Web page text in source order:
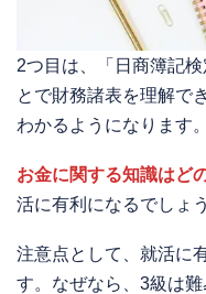
2つ目は、「日商簿記
とで財務諸表を理解で
わかるようになります。
お金に関する知識はど
活に有利になるでしょう
注意点として、就活に
す。なぜなら、3級は